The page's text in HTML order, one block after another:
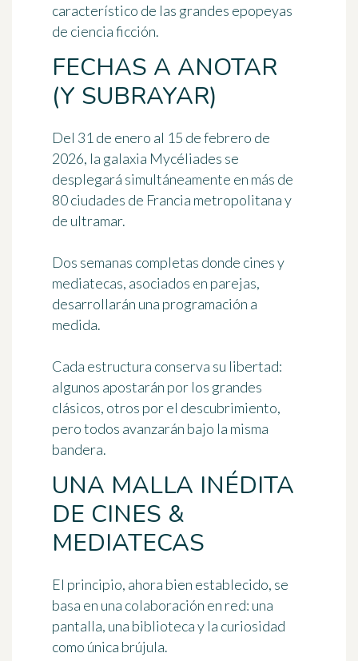
característico de las grandes epopeyas
de ciencia ficción.
FECHAS A ANOTAR
(Y SUBRAYAR)
Del 31 de enero al 15 de febrero de
2026, la galaxia Mycéliades se
desplegará simultáneamente en más de
80 ciudades de Francia metropolitana y
de ultramar.
Dos semanas completas donde cines y
mediatecas, asociados en parejas,
desarrollarán una programación a
medida.
Cada estructura conserva su libertad:
algunos apostarán por los grandes
clásicos, otros por el descubrimiento,
pero todos avanzarán bajo la misma
bandera.
UNA MALLA INÉDITA
DE CINES &
MEDIATECAS
El principio, ahora bien establecido, se
basa en una colaboración en red: una
pantalla, una biblioteca y la curiosidad
como única brújula.